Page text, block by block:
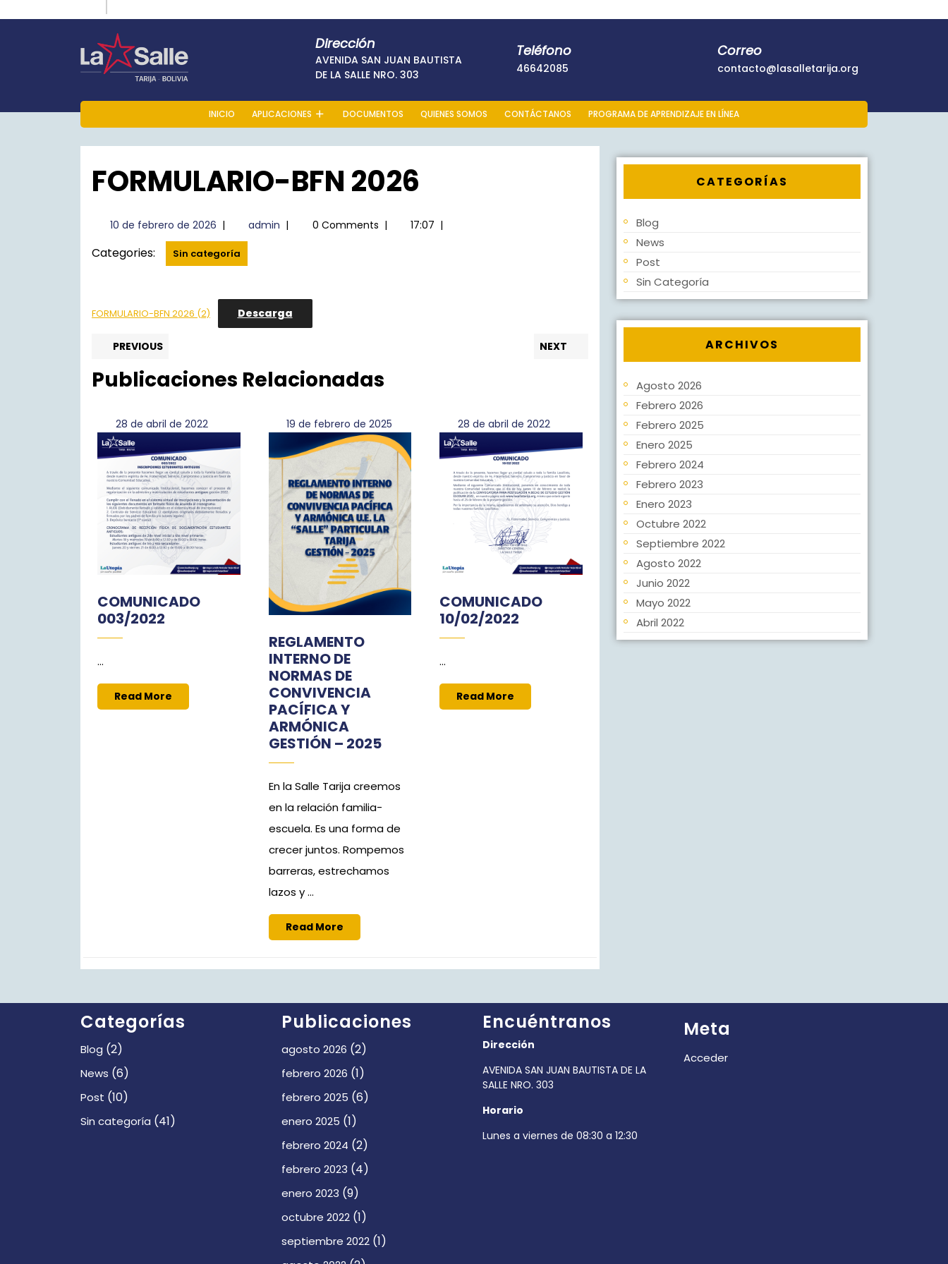
to
Dirección
AVENIDA SAN JUAN BAUTISTA
DE LA SALLE NRO. 303
Teléfono
4664208546642085
Correo
contacto@lasalletarija.org
INICIO APLICACIONES DOCUMENTOS QUIENES SOMOS CONTÁCTANOS PROGRAMA DE APRENDIZAJE EN LÍNEA
FORMULARIO-BFN 2026
10 de febrero de 202610
de
febrero
de
| admin admin
| 0 Comments | 17:07 |
Categories: Sin categoría
FORMULARIO-BFN 2026 (2) Descarga
Navegación
de
PREVIOUS NEXT
Publicaciones Relacionadas
28 de abril de 202228
de
abril
2022
COMUNICADO
003/2022
...
Read More
More
19 de febrero de 2025
de
febrero
2025
REGLAMENTO
INTERNO DE
NORMAS DE
CONVIVENCIA
PACÍFICA Y
ARMÓNICA
GESTIÓN – 2025
En la Salle Tarija creemos
en la relación familia-
escuela. Es una forma de
crecer juntos. Rompemos
barreras, estrechamos
lazos y ...
Read MoreRead
More
28 de abril de 202228
de
abril
2022
COMUNICADO
10/02/2022
...
Read More
More
CATEGORÍAS
Blog
News
Post
Sin Categoría
ARCHIVOS
Agosto 2026
Febrero 2026
Febrero 2025
Enero 2025
Febrero 2024
Febrero 2023
Enero 2023
Octubre 2022
Septiembre 2022
Agosto 2022
Junio 2022
Mayo 2022
Abril 2022
Categorías
Blog (2)
News (6)
Post (10)
Sin categoría (41)
Publicaciones
agosto 2026 (2)
febrero 2026 (1)
febrero 2025 (6)
enero 2025 (1)
febrero 2024 (2)
febrero 2023 (4)
enero 2023 (9)
octubre 2022 (1)
septiembre 2022 (1)
Encuéntranos
Dirección
AVENIDA SAN JUAN BAUTISTA DE LA
SALLE NRO. 303
Horario
Lunes a viernes de 08:30 a 12:30
Meta
Acceder